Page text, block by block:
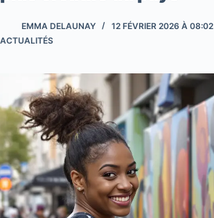
EMMA DELAUNAY
12 FÉVRIER 2026 À 08:02
ACTUALITÉS